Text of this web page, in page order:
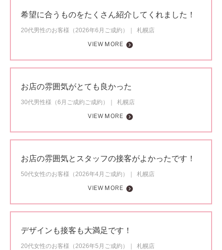
希望に合うものをたくさん紹介してくれました！
20代男性のお客様（2026年6月ご成約）
札幌店
VIEW MORE
お店の雰囲気がとても良かった
30代男性様（6月ご成約ご成約）
札幌店
VIEW MORE
お店の雰囲気とスタッフの接客がよかったです！
50代女性のお客様（2026年4月ご成約）
札幌店
VIEW MORE
デザインも接客も大満足です！
20代女性のお客様（2026年5月ご成約）
札幌店